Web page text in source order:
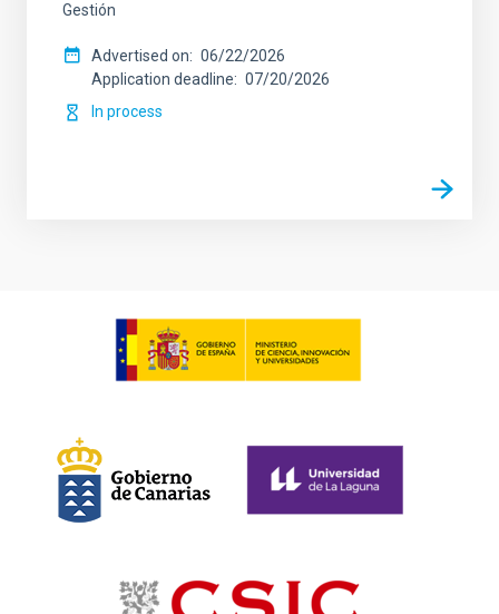
Gestión
Advertised on
06/22/2026
Application deadline
07/20/2026
In process